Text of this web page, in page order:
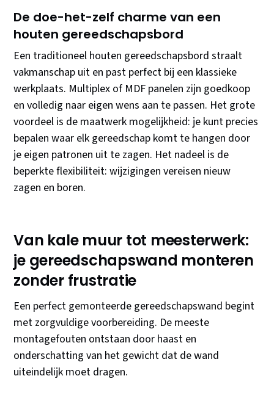
De doe-het-zelf charme van een
houten gereedschapsbord
Een traditioneel houten gereedschapsbord straalt
vakmanschap uit en past perfect bij een klassieke
werkplaats. Multiplex of MDF panelen zijn goedkoop
en volledig naar eigen wens aan te passen. Het grote
voordeel is de maatwerk mogelijkheid: je kunt precies
bepalen waar elk gereedschap komt te hangen door
je eigen patronen uit te zagen. Het nadeel is de
beperkte flexibiliteit: wijzigingen vereisen nieuw
zagen en boren.
Van kale muur tot meesterwerk:
je gereedschapswand monteren
zonder frustratie
Een perfect gemonteerde gereedschapswand begint
met zorgvuldige voorbereiding. De meeste
montagefouten ontstaan door haast en
onderschatting van het gewicht dat de wand
uiteindelijk moet dragen.